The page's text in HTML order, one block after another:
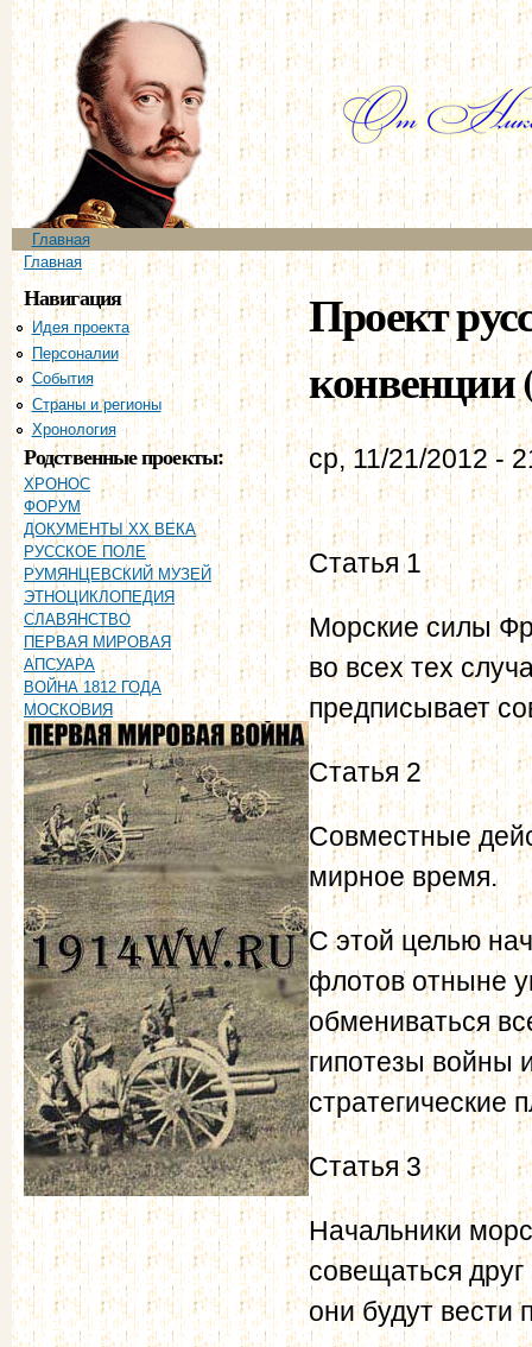
Главное меню
Главная
Вы здесь
Главная
Навигация
Идея проекта
Персоналии
События
Страны и регионы
Хронология
Родственные проекты:
ХРОНОС
ФОРУМ
ДОКУМЕНТЫ XX ВЕКА
РУССКОЕ ПОЛЕ
РУМЯНЦЕВСКИЙ МУЗЕЙ
ЭТНОЦИКЛОПЕДИЯ
СЛАВЯНСТВО
ПЕРВАЯ МИРОВАЯ
АПСУАРА
ВОЙНА 1812 ГОДА
МОСКОВИЯ
Проект
конвенции
ср, 11/21/2012 -
Статья 1
Морские силы
во всех тех
предписывает
Статья 2
Совместные
мирное время.
С этой целью
флотов отныне
обмениваться
гипотезы войны
стратегические
Статья 3
Начальники
совещаться
они будут вести